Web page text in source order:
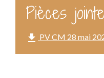
Pièces
file_download PV CM 28 mai